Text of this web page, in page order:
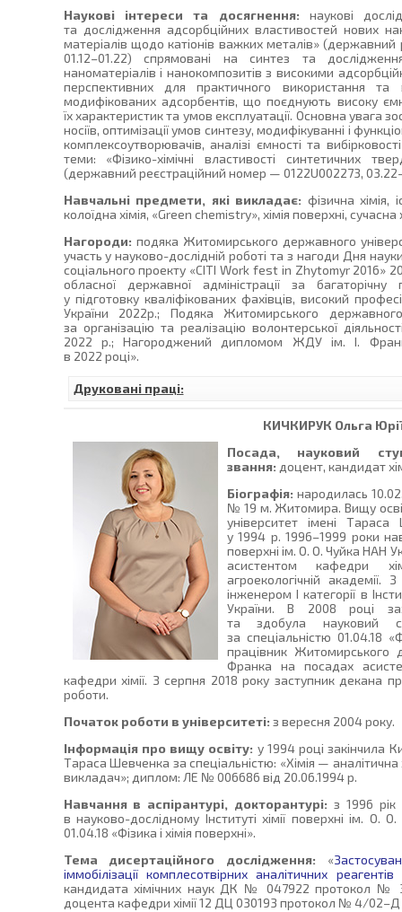
Наукові інтереси та досягнення: наукові
та дослідження адсорбційних властивостей нових
матеріалів щодо катіонів важких металів»
01.12–01.22) спрямовані на синтез та
наноматеріалів і нанокомпозитів з високими
перспективних для практичного використання та
модифікованих адсорбентів, що поєднують високу
їх характеристик та умов експлуатації. Основна увага
носіїв, оптимізації умов синтезу, модифікуванні і
комплексоутворювачів, аналізі ємності та
теми: «Фізико-хімічні властивості синтетичних
(державний реєстраційний номер — 0122U002273,
Навчальні предмети, які викладає: фізична хімія,
колоїдна хімія, «Green chemistry», хімія поверхні, сучасна
Нагороди: подяка Житомирського державного
участь у науково-дослідній роботі та з нагоди Дня
соціального проекту «СІТІ Work fest in Zhytomyr 2016»
обласної державної адміністрації за
у підготовку кваліфікованих фахівців, високий
України 2022р.; Подяка Житомирського
за організацію та реалізацію волонтерської
2022 р.; Нагороджений дипломом ЖДУ ім. І. Франка;
в 2022 році».
Друковані праці:
КИЧКИРУК Ольга
Посада, науковий
звання: доцент, кандидат
Біографія: народилась
№ 19 м. Житомира. Вищу
університет імені
у 1994 р. 1996–1999 роки
поверхні ім. О. О. Чуйка НАН
асистентом кафедри
агроекологічній
інженером І категорії в
України. В 2008 році
та здобула науковий
за спеціальністю 01.04.18
працівник Житомирського
Франка на посадах
кафедри хімії. З серпня 2018 року заступник декана
роботи.
Початок роботи в університеті: з вересня 2004 року.
Інформація про вищу освіту: у 1994 році закінчила
Тараса Шевченка за спеціальністю: «Хімія — аналітична
викладач»; диплом: ЛЕ № 006686 від 20.06.1994 р.
Навчання в аспірантурі, докторантурі: з 1996 рік
в науково-дослідному Інституті хімії поверхні ім. О.
01.04.18 «Фізика і хімія поверхні».
Тема дисертаційного дослідження: «
іммобілізації комплесотвірних аналітичних
кандидата хімічних наук ДК № 047922 протокол №
доцента кафедри хімії 12 ДЦ 030193 протокол № 4/02–Д